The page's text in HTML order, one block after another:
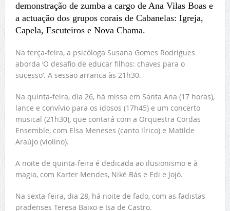
demonstração de zumba a cargo de Ana Vilas Boas e
a actuação dos grupos corais de Cabanelas: Igreja,
Capela, Escuteiros e Nova Chama.
Na terça-feira, a psicóloga Susana Gomes Rodrigues
aborda ‘O desafio de educar filhos: chaves para o
sucesso’. A sessão arranca às 21h30.
Na quinta-feira, dia 26, há missa em Santa Ana (17 horas),
lance e convívio para os idosos (17h45) e um concerto
musical (21h30), que contará com a Orquestra Cordas
Ensemble, com Elsa Meneses (canto lírico) e Matilde
Araújo (violino).
A noite de quinta-feira é dedicada ao ilusionismo e à
magia, com Karter Mendes, Niké Bás e Edi e Jojó.
Na sexta-feira, dia 28, há noite de fado, com as fadistas
pradenses Teresa Baixo e Isa de Castro.